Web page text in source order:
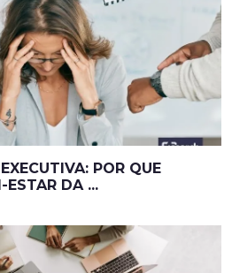
POR QUE
ESTAR DA ...